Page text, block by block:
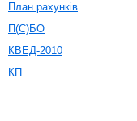
План рахунків
П(С)БО
КВЕД-2010
КП